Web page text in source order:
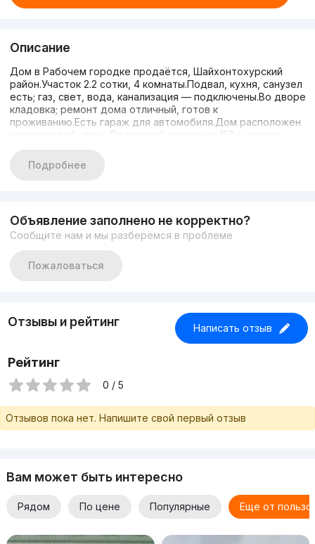
Описание
Дом в Рабочем городке продаётся, Шайхонтохурский
район.Участок 2.2 сотки, 4 комнаты.Подвал, кухня, санузел
есть; газ, свет, вода, канализация — подключены.Во дворе
кладовка; ремонт дома отличный, готов к
проживанию.Есть гараж для автомобиля.Дом расположен
на тупиковой улице.От главной дороги на 150 м внутрь;
мечеть; Korzinka рядом.Ориентир: Тахтапул, рынок
Малика.Цена: 139 000 $, торг уместен.Тел.: +998887272757
Подробнее
Объявление заполнено не корректно?
Сообщите нам и мы разберёмся в проблеме
Пожаловаться
Отзывы и рейтинг Написать отзыв
Рейтинг
0 / 5
Отзывов пока нет. Напишите свой первый отзыв
Вам может быть интересно
Рядом По цене Популярные Еще от